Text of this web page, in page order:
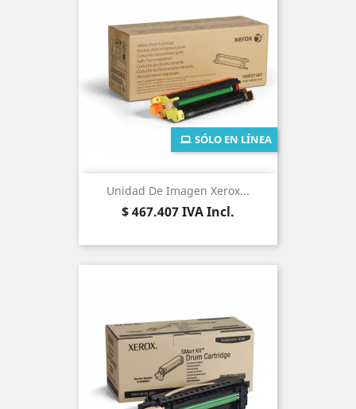
Unidad De Imagen Xerox...
Precio
$ 467.407IVA Incl.
SÓLO EN LÍNEA